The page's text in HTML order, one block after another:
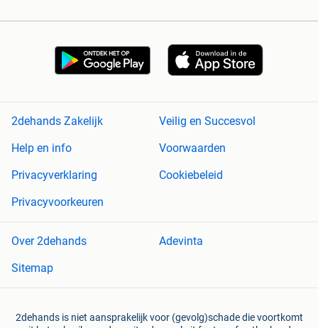
2dehands Zakelijk
Veilig en Succesvol
Help en info
Voorwaarden
Privacyverklaring
Cookiebeleid
Privacyvoorkeuren
Over 2dehands
Adevinta
Sitemap
2dehands is niet aansprakelijk voor (gevolg)schade die voortkomt